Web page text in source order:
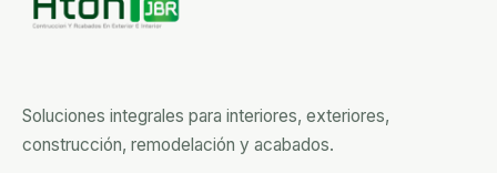
Soluciones integrales para interiores, exteriores,
construcción, remodelación y acabados.